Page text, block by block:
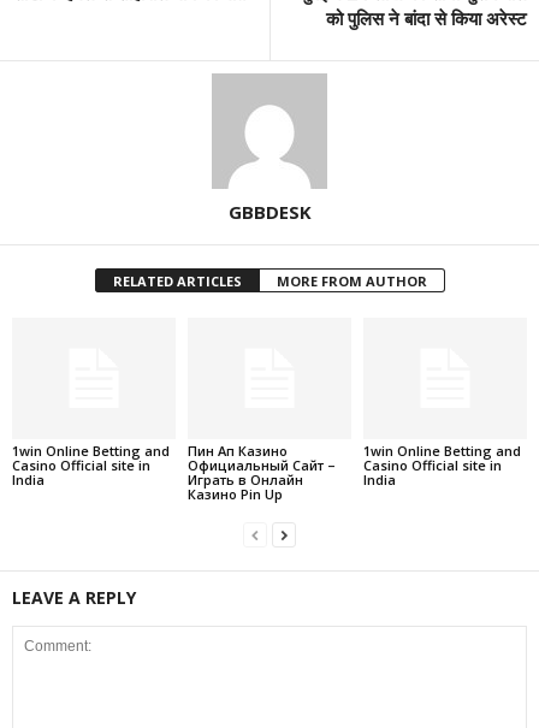
को पुलिस ने बांदा से किया अरेस्ट
GBBDESK
RELATED ARTICLES MORE FROM AUTHOR
1win Online Betting and
Casino Official site in
India
Пин Ап Казино
Официальный Сайт –
Играть в Онлайн
Казино Pin Up
1win Online Betting and
Casino Official site in
India
LEAVE A REPLY